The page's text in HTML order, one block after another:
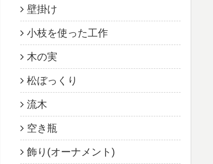
壁掛け
小枝を使った工作
木の実
松ぼっくり
流木
空き瓶
飾り(オーナメント)